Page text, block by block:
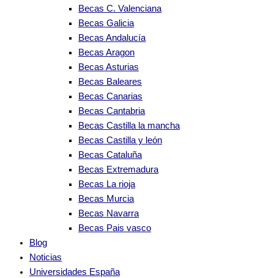
Becas C. Valenciana
Becas Galicia
Becas Andalucía
Becas Aragon
Becas Asturias
Becas Baleares
Becas Canarias
Becas Cantabria
Becas Castilla la mancha
Becas Castilla y león
Becas Cataluña
Becas Extremadura
Becas La rioja
Becas Murcia
Becas Navarra
Becas Pais vasco
Blog
Noticias
Universidades España